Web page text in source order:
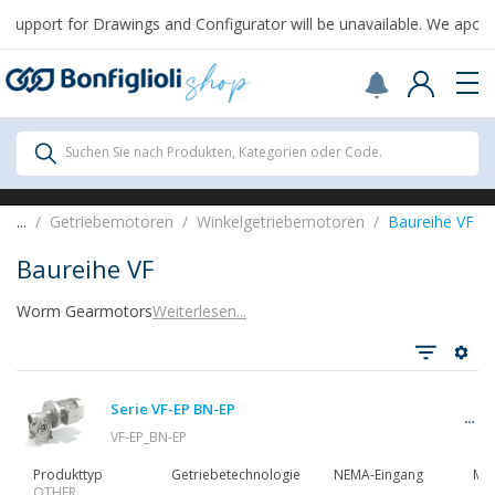
Scegli il Paese o territorio in cui sei per
acquistare online.
Vereinigte Staaten
Continue
for Drawings and Configurator will be unavailable. We
Alle Produkte
Alle Produkte
Getriebe
Suchen Sie nach Produkten, Kategorien oder Code.
... Getriebemotoren Winkelgetriebemotoren Baureihe VF
Baureihe VF
Worm GearmotorsWeiterlesen...
Serie VF-EP BN-EP
VF-EP_BN-EP
Produkttyp
Getriebetechnologie NEMA-Eingang